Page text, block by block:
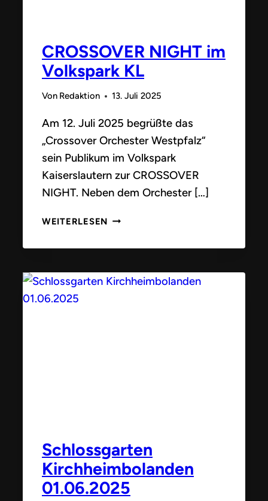
CROSSOVER NIGHT im
Volkspark KL
Von Redaktion 13. Juli 2025
Am 12. Juli 2025 begrüßte das
„Crossover Orchester Westpfalz“
sein Publikum im Volkspark
Kaiserslautern zur CROSSOVER
NIGHT. Neben dem Orchester […]
WEITERLESEN CROSSOVER
KL
Schlossgarten
Kirchheimbolanden
01.06.2025